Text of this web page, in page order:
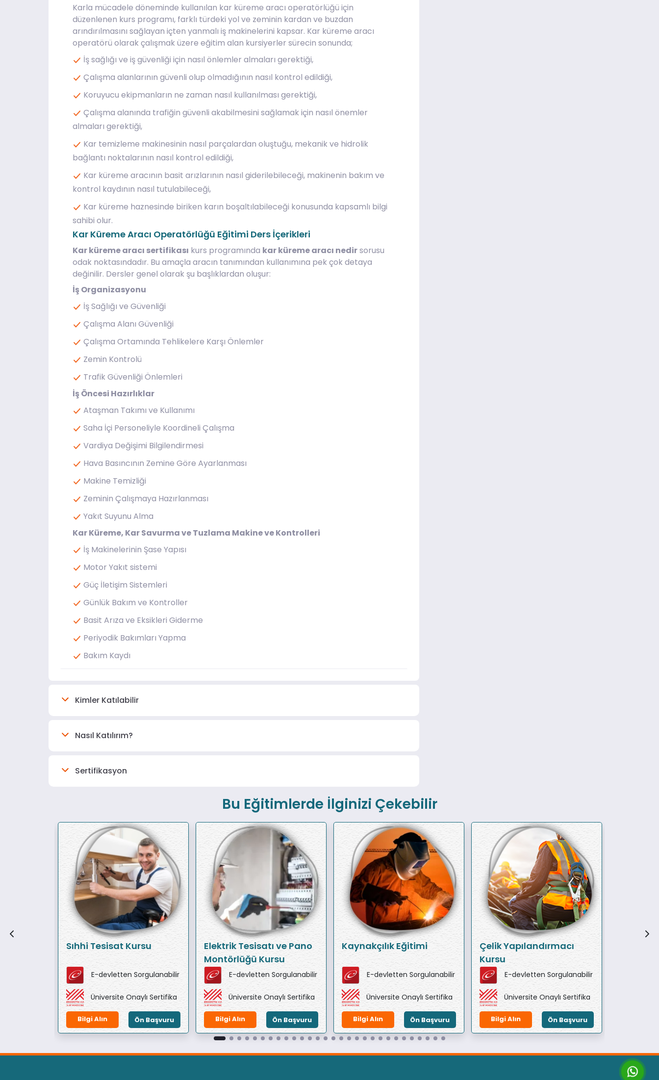
Karla mücadele döneminde kullanılan kar küreme aracı operatörlüğü için
düzenlenen kurs programı, farklı türdeki yol ve zeminin kardan ve buzdan
arındırılmasını sağlayan içten yanmalı iş makinelerini kapsar. Kar küreme aracı
operatörü olarak çalışmak üzere eğitim alan kursiyerler sürecin sonunda;
İş sağlığı ve iş güvenliği için nasıl önlemler almaları gerektiği,
Çalışma alanlarının güvenli olup olmadığının nasıl kontrol edildiği,
Koruyucu ekipmanların ne zaman nasıl kullanılması gerektiği,
Çalışma alanında trafiğin güvenli akabilmesini sağlamak için nasıl önemler
almaları gerektiği,
Kar temizleme makinesinin nasıl parçalardan oluştuğu, mekanik ve hidrolik
bağlantı noktalarının nasıl kontrol edildiği,
Kar küreme aracının basit arızlarının nasıl giderilebileceği, makinenin bakım ve
kontrol kaydının nasıl tutulabileceği,
Kar küreme haznesinde biriken karın boşaltılabileceği konusunda kapsamlı bilgi
sahibi olur.
Kar Küreme Aracı Operatörlüğü Eğitimi Ders İçerikleri
Kar küreme aracı sertifikası kurs programında kar küreme aracı nedirsorusu
odak noktasındadır. Bu amaçla aracın tanımından kullanımına pek çok detaya
değinilir. Dersler genel olarak şu başlıklardan oluşur:
İş Organizasyonu
İş Sağlığı ve Güvenliği
Çalışma Alanı Güvenliği
Çalışma Ortamında Tehlikelere Karşı Önlemler
Zemin Kontrolü
Trafik Güvenliği Önlemleri
İş Öncesi Hazırlıklar
Ataşman Takımı ve Kullanımı
Saha İçi Personeliyle Koordineli Çalışma
Vardiya Değişimi Bilgilendirmesi
Hava Basıncının Zemine Göre Ayarlanması
Makine Temizliği
Zeminin Çalışmaya Hazırlanması
Yakıt Suyunu Alma
Kar Küreme, Kar Savurma ve Tuzlama Makine ve Kontrolleri
İş Makinelerinin Şase Yapısı
Motor Yakıt sistemi
Güç İletişim Sistemleri
Günlük Bakım ve Kontroller
Basit Arıza ve Eksikleri Giderme
Periyodik Bakımları Yapma
Bakım Kaydı
Kimler Katılabilir
Nasıl Katılırım?
Sertifikasyon
Bu Eğitimlerde İlginizi Çekebilir
Sıhhi Tesisat Kursu
E-devletten Sorgulanabilir
Üniversite Onaylı Sertifika
Bilgi Alın Ön Başvuru
Elektrik Tesisatı ve Pano
Montörlüğü Kursu
E-devletten Sorgulanabilir
Üniversite Onaylı Sertifika
Bilgi Alın Ön Başvuru
Kaynakçılık Eğitimi
E-devletten Sorgulanabilir
Üniversite Onaylı Sertifika
Bilgi Alın Ön Başvuru
Çelik Yapılandırmacı
Kursu
E-devletten Sorgulanabilir
Üniversite Onaylı Sertifika
Bilgi Alın Ön Başvuru